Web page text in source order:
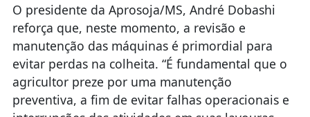
O presidente da Aprosoja/MS, André Dobashi
reforça que, neste momento, a revisão e
manutenção das máquinas é primordial para
evitar perdas na colheita. “É fundamental que o
agricultor preze por uma manutenção
preventiva, a fim de evitar falhas operacionais e